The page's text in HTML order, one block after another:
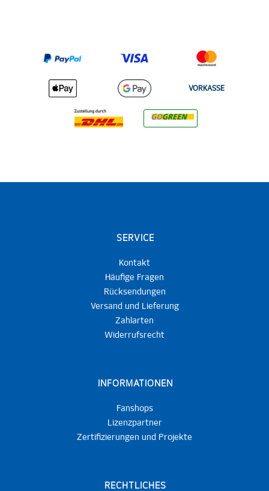
VORKASSE
SERVICE
Kontakt
Häufige Fragen
Rücksendungen
Versand und Lieferung
Zahlarten
Widerrufsrecht
INFORMATIONEN
Fanshops
Lizenzpartner
Zertifizierungen und Projekte
RECHTLICHES